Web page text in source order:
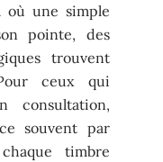
où une simple
pointe, des
trouvent
ceux qui
consultation,
souvent par
timbre